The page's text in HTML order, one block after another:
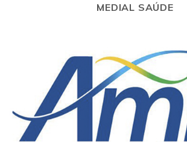
MEDIAL SAÚDE